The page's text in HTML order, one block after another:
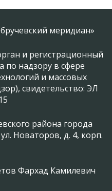
меридиан»
и регистрационный
по надзору в сфере
и массовых
свидетельство: ЭЛ
района города
Новаторов, д. 4, корп.
Фархад Камилевич